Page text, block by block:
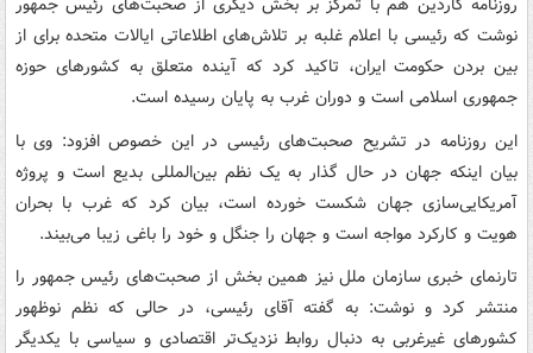
نوشت که رئیسی با اعلام غلبه بر تلاش‌های اطلاعاتی ایالات متحده برای از
بین بردن حکومت ایران، تاکید کرد که آینده متعلق به کشورهای حوزه
جمهوری اسلامی است و دوران غرب به پایان رسیده است.
این روزنامه در تشریح صحبت‌های رئیسی در این خصوص افزود: وی با
بیان اینکه جهان در حال گذار به یک نظم بین‌المللی بدیع است و پروژه
آمریکایی‌سازی جهان شکست خورده است، بیان کرد که غرب با بحران
هویت و کارکرد مواجه است و جهان را جنگل و خود را باغی زیبا می‌بیند.
تارنمای خبری سازمان ملل نیز همین بخش از صحبت‌های رئیس جمهور را
منتشر کرد و نوشت: به گفته آقای رئیسی، در حالی که نظم نوظهور
کشورهای غیرغربی به دنبال روابط نزدیک‌تر اقتصادی و سیاسی با یکدیگر